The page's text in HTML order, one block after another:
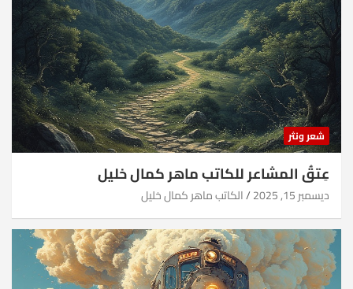
شعر ونثر
عِتقُ المشاعر للكاتب ماهر كمال خليل
ديسمبر 15, 2025 الكاتب ماهر كمال خليل